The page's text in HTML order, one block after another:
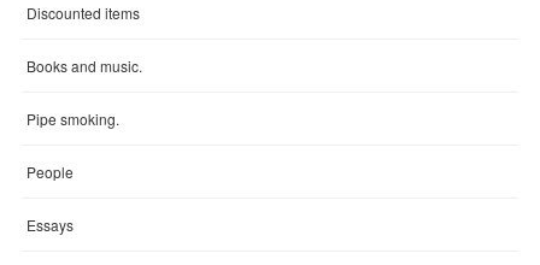
Discounted items
Books and music.
Pipe smoking.
People
Essays